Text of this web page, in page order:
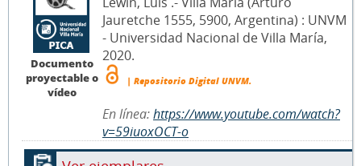
Documento
proyectable o
vídeo
Jauretche 1555, 5900, Argentina) : UNVM
- Universidad Nacional de Villa María,
2020.
| Repositorio Digital UNVM.
En línea:https://www.youtube.com/watch?
v=59iuoxOCT-o